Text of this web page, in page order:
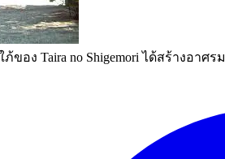
อง Taira no Shigemori ได้สร้างอา